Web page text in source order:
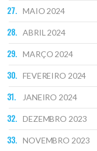
MAIO 2024
ABRIL 2024
MARÇO 2024
FEVEREIRO 2024
JANEIRO 2024
DEZEMBRO 2023
NOVEMBRO 2023